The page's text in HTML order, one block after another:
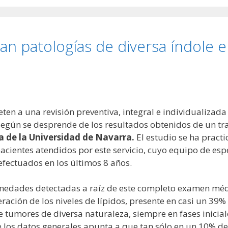
patologías de diversa índole
a una revisión preventiva, integral e
se desprende de los resultados obtenidos de un
de la Universidad de Navarra. El estudio se ha
atendidos por este servicio, cuyo equipo de
en los últimos 8 años.
detectadas a raíz de este completo examen
de los niveles de lípidos, presente en casi un
de diversa naturaleza, siempre en fases